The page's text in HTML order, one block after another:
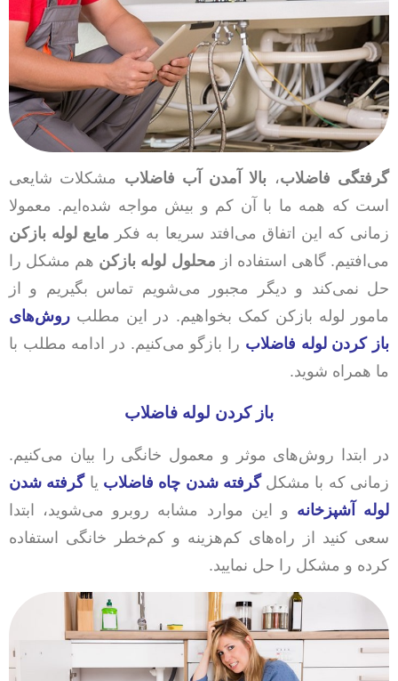
گرفتگی فاضلاب، بالا آمدن آب فاضلاب مشکلات شایعی
است که همه ما با آن کم و بیش مواجه شده‌ایم. معمولا
زمانی که این اتفاق می‌افتد سریعا به فکر مایع لوله بازکن
می‌افتیم. گاهی استفاده از محلول لوله بازکن هم مشکل را
حل نمی‌کند و دیگر مجبور می‌شویم تماس بگیریم و از
مامور لوله بازکن کمک بخواهیم. در این مطلب روش‌های
باز کردن لوله فاضلاب را بازگو می‌کنیم. در ادامه مطلب با
ما همراه شوید.
باز کردن لوله فاضلاب
در ابتدا روش‌های موثر و معمول خانگی را بیان می‌کنیم.
زمانی که با مشکلگرفته شدن چاه فاضلاب یاگرفته شدن
لوله آشپزخانه و این موارد مشابه روبرو می‌شوید، ابتدا
سعی کنید از راه‌های کم‌هزینه و کم‌خطر خانگی استفاده
کرده و مشکل را حل نمایید.